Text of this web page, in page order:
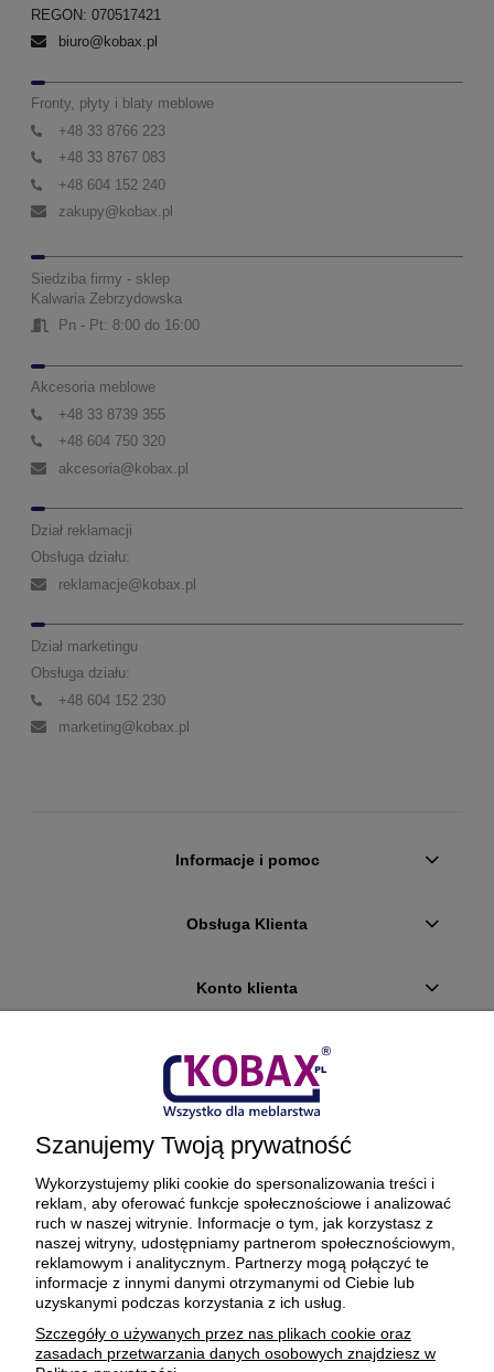
REGON: 070517421
biuro@kobax.pl
Fronty, płyty i blaty meblowe
+48 33 8766 223
+48 33 8767 083
+48 604 152 240
zakupy@kobax.pl
Siedziba firmy - sklep
Kalwaria Zebrzydowska
Pn - Pt: 8:00 do 16:00
Akcesoria meblowe
+48 33 8739 355
+48 604 750 320
akcesoria@kobax.pl
Dział reklamacji
Obsługa działu:
reklamacje@kobax.pl
Dział marketingu
Obsługa działu:
+48 604 152 230
marketing@kobax.pl
Informacje i pomoc
Obsługa Klienta
Konto klienta
Płatności i dostawa
Ciekawostki
O firmie
BEZPIECZNE PŁATNOŚCI ORAZ DOSTAWA
Szanujemy Twoją prywatność
Wykorzystujemy pliki cookie do spersonalizowania treści i
reklam, aby oferować funkcje społecznościowe i analizować
ruch w naszej witrynie. Informacje o tym, jak korzystasz z
naszej witryny, udostępniamy partnerom społecznościowym,
reklamowym i analitycznym. Partnerzy mogą połączyć te
informacje z innymi danymi otrzymanymi od Ciebie lub
uzyskanymi podczas korzystania z ich usług.
Szczegóły o używanych przez nas plikach cookie oraz
zasadach przetwarzania danych osobowych znajdziesz w